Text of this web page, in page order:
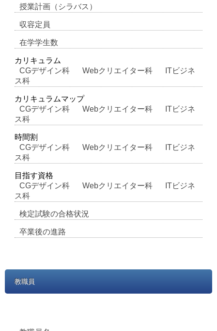
授業計画（シラバス）
収容定員
在学学生数
カリキュラム
CGデザイン科
Webクリエイター科
ITビジネ
ス科
カリキュラムマップ
CGデザイン科
Webクリエイター科
ITビジネ
ス科
時間割
CGデザイン科
Webクリエイター科
ITビジネ
ス科
目指す資格
CGデザイン科
Webクリエイター科
ITビジネ
ス科
検定試験の合格状況
卒業後の進路
教職員